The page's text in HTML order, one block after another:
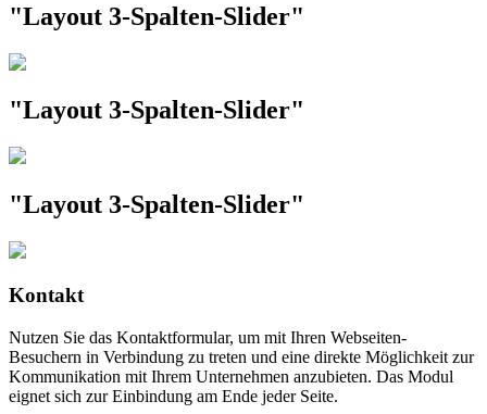
"Layout 3-Spalten-Slider"
"Layout 3-Spalten-Slider"
"Layout 3-Spalten-Slider"
Kontakt
Nutzen Sie das Kontaktformular, um mit Ihren Webseiten-
Besuchern in Verbindung zu treten und eine direkte Möglichkeit zur
Kommunikation mit Ihrem Unternehmen anzubieten. Das Modul
eignet sich zur Einbindung am Ende jeder Seite.